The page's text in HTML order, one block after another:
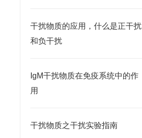
干扰物质的应用，什么是正干扰
和负干扰
IgM干扰物质在免疫系统中的作
用
干扰物质之干扰实验指南